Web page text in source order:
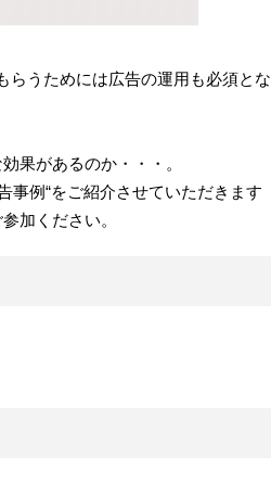
らうためには広告の運用も必須とな
果があるのか・・・。
事例“をご紹介させていただきます
加ください。